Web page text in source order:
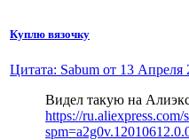
Куплю вязочку
Цитата: Sabum от 13 Апреля
Видел такую на
https://